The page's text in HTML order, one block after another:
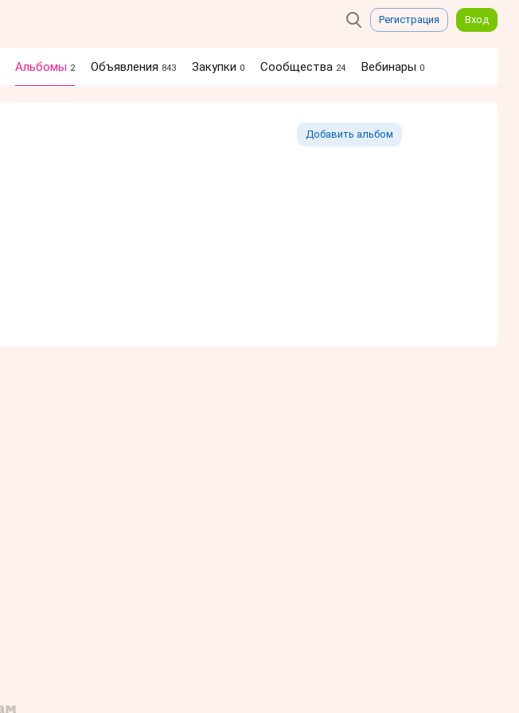
Регистрация Вход
Альбомы 2 Объявления 843 Закупки 0 Сообщества 24 Вебинары 0
Добавить альбом